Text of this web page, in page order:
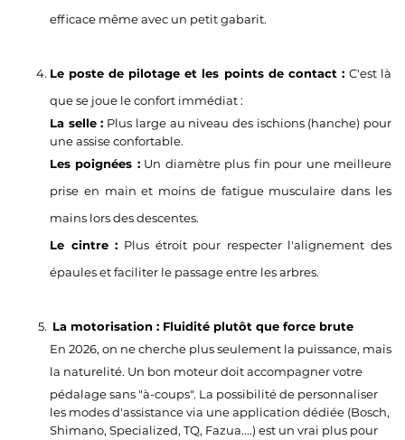
efficace même avec un petit gabarit.
Le poste de pilotage et les points de contact : C'est là
que se joue le confort immédiat :
La selle : Plus large au niveau des ischions (hanche) pour
une assise confortable.
Les poignées :Un diamètre plus fin pour une meilleure
prise en main et moins de fatigue musculaire dans les
mains lors des descentes.
Le cintre : Plus étroit pour respecter l'alignement des
épaules et faciliter le passage entre les arbres.
La motorisation : Fluidité plutôt que force brute
En 2026, on ne cherche plus seulement la puissance, mais
la naturelité. Un bon moteur doit accompagner votre
pédalage sans "à-coups". La possibilité de personnaliser
les modes d'assistance via une application dédiée (Bosch,
Shimano, Specialized, TQ, Fazua....) est un vrai plus pour